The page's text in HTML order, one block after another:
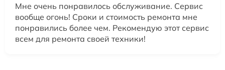
Мне очень понравилось обслуживание. Сервис
вообще огонь! Сроки и стоимость ремонта мне
понравились более чем. Рекомендую этот сервис
всем для ремонта своей техники!